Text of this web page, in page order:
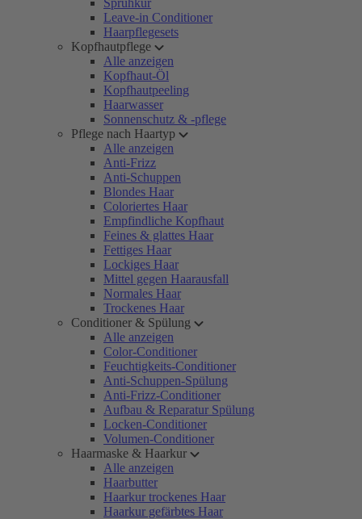
Sprühkur
Leave-in Conditioner
Haarpflegesets
Kopfhautpflege
Alle anzeigen
Kopfhaut-Öl
Kopfhautpeeling
Haarwasser
Sonnenschutz & -pflege
Pflege nach Haartyp
Alle anzeigen
Anti-Frizz
Anti-Schuppen
Blondes Haar
Coloriertes Haar
Empfindliche Kopfhaut
Feines & glattes Haar
Fettiges Haar
Lockiges Haar
Mittel gegen Haarausfall
Normales Haar
Trockenes Haar
Conditioner & Spülung
Alle anzeigen
Color-Conditioner
Feuchtigkeits-Conditioner
Anti-Schuppen-Spülung
Anti-Frizz-Conditioner
Aufbau & Reparatur Spülung
Locken-Conditioner
Volumen-Conditioner
Haarmaske & Haarkur
Alle anzeigen
Haarbutter
Haarkur trockenes Haar
Haarkur gefärbtes Haar